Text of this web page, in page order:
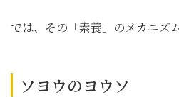
では、その「素養」のメカニズ
ソヨウのヨウソ